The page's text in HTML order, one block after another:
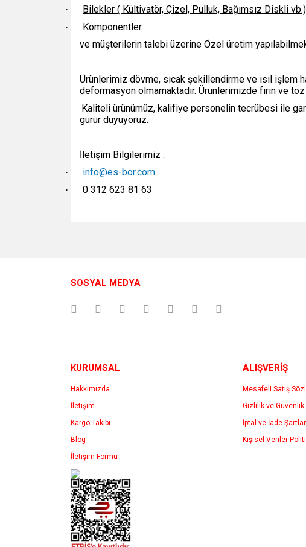
· Bilekler ( Kültivatör, Çizel, Pulluk, Bağımsız Diskli vb.)
·
Komponentler
ve müşterilerin talebi üzerine Özel üretim
Ürünlerimiz dövme, sıcak şekillendirme ve ısıl işlem
deformasyon olmamaktadır. Ürünlerimizde fırın ve
Kaliteli ürünümüz, kalifiye personelin tecrübesi ile
gurur duyuyoruz.
İletişim Bilgilerimiz :
· info@es-bor.com
· 0 312 623 81 63
Ürün açıklamasında eksik bilgiler bulunuyor.
SOSYAL MEDYA
KURUMSAL
Hakkımızda
İletişim
Kargo Takibi
Blog
İletişim Formu
ALIŞVERİŞ
Mesafeli Satış
Gizlilik ve Güvenlik
İptal ve İade
Kişisel Veriler